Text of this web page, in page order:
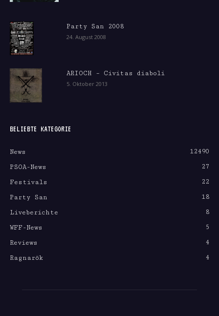
Party San 2008
24. August 2008
ARIOCH – Civitas diaboli
5. Oktober 2013
BELIEBTE KATEGORIE
News
12490
PSOA-News
27
Festivals
22
Party San
18
Liveberichte
8
WFF-News
5
Reviews
4
Ragnarök
4